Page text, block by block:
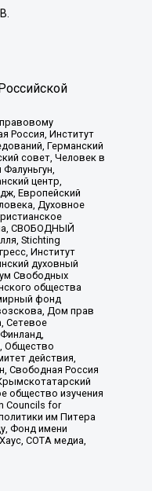
Россия, Институт
Германский
совет, Человек в
центр,
Европейский
Духовное
СВОБОДНЫЙ
Stichting
Институт
духовный
Свободных
общества
фонд
Дом прав
Сетевое
Общество
действия,
Свободная Россия
общество изучения
Councils for
им Питера
Фонд имени
СОТА медиа,